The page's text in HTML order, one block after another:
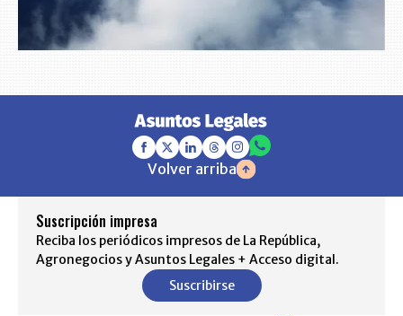
Volver arriba
Suscripción impresa
Reciba los periódicos impresos de La República,
Agronegocios y Asuntos Legales + Acceso digital.
Suscribirse